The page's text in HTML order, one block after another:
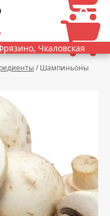
0
0
Чкаловская
/ Шампиньоны